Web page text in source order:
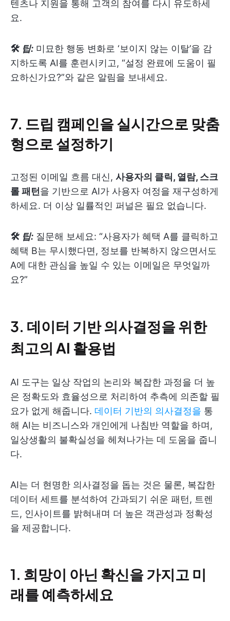
텐츠나 지원을 통해 고객의 참여를 다시 유도하세
요.
🛠 팁: 미묘한 행동 변화로 ‘보이지 않는 이탈’을 감
지하도록 AI를 훈련시키고, “설정 완료에 도움이 필
요하신가요?”와 같은 알림을 보내세요.
7. 드립 캠페인을 실시간으로 맞춤
형으로 설정하기
고정된 이메일 흐름 대신, 사용자의 클릭, 열람, 스크
롤 패턴 을 기반으로 AI가 사용자 여정을 재구성하게
하세요. 더 이상 일률적인 퍼널은 필요 없습니다.
🛠 팁: 질문해 보세요: “사용자가 혜택 A를 클릭하고
혜택 B는 무시했다면, 정보를 반복하지 않으면서도
A에 대한 관심을 높일 수 있는 이메일은 무엇일까
요?”
3. 데이터 기반 의사결정을 위한
최고의 AI 활용법
AI 도구는 일상 작업의 논리와 복잡한 과정을 더 높
은 정확도와 효율성으로 처리하여 추측에 의존할 필
요가 없게 해줍니다. 데이터 기반의 의사결정을 통
해 AI는 비즈니스와 개인에게 나침반 역할을 하며,
일상생활의 불확실성을 헤쳐나가는 데 도움을 줍니
다.
AI는 더 현명한 의사결정을 돕는 것은 물론, 복잡한
데이터 세트를 분석하여 간과되기 쉬운 패턴, 트렌
드, 인사이트를 밝혀내며 더 높은 객관성과 정확성
을 제공합니다.
1. 희망이 아닌 확신을 가지고 미
래를 예측하세요